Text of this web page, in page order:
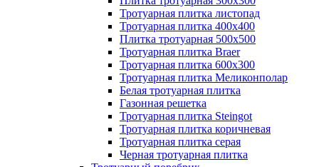
Тротуарная плитка листопад
Тротуарная плитка 400х400
Плитка тротуарная 500x500
Тротуарная плитка Braer
Тротуарная плитка 600х300
Тротуарная плитка Меликонполар
Белая тротуарная плитка
Газонная решетка
Тротуарная плитка Steingot
Тротуарная плитка коричневая
Тротуарная плитка серая
Черная тротуарная плитка